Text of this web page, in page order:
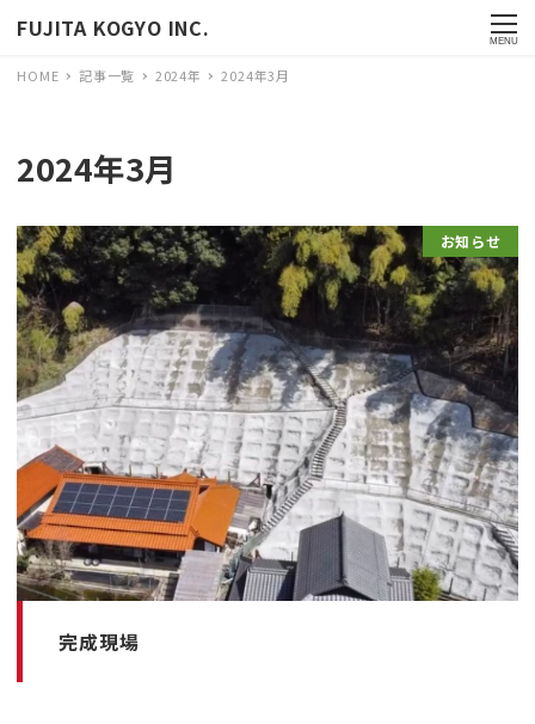
FUJITA KOGYO INC. MENU
HOME 記事一覧 2024年 2024年3月
2024年3月
お知らせ
完成現場